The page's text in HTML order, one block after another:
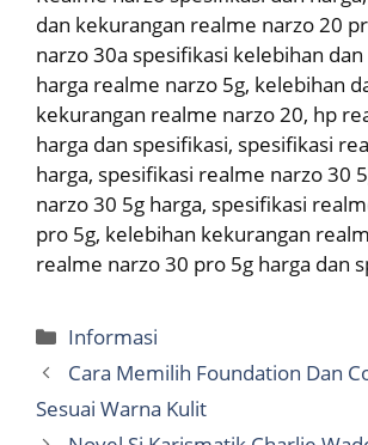
dan kekurangan realme narzo 20
narzo 30a spesifikasi kelebihan
harga realme narzo 5g, kelebihan
kekurangan realme narzo 20, hp
harga dan spesifikasi, spesifikasi
harga, spesifikasi realme narzo 30
narzo 30 5g harga, spesifikasi
pro 5g, kelebihan kekurangan
realme narzo 30 pro 5g harga dan
Categories
Informasi
Cara Memilih Foundation Dan
Sesuai Warna Kulit